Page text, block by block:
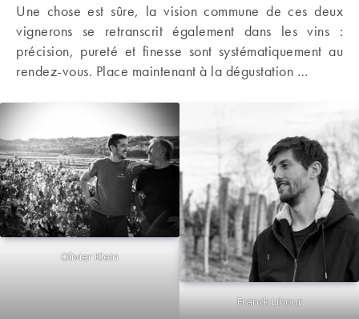
Une chose est sûre, la vision commune de ces deux
vignerons se retranscrit également dans les vins :
précision, pureté et finesse sont systématiquement au
rendez-vous. Place maintenant à la dégustation …
Olivier Klein
Franck Lihour